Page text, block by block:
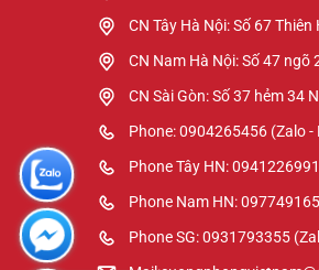
CN Tây Hà Nội: Số 67
CN Nam Hà Nội: Số 47 ngõ
CN Sài Gòn: Số 37 hẻm 34
Phone: 0904265456 (Zalo -
Phone Tây HN:
Phone Nam HN:
Phone SG: 0931793355